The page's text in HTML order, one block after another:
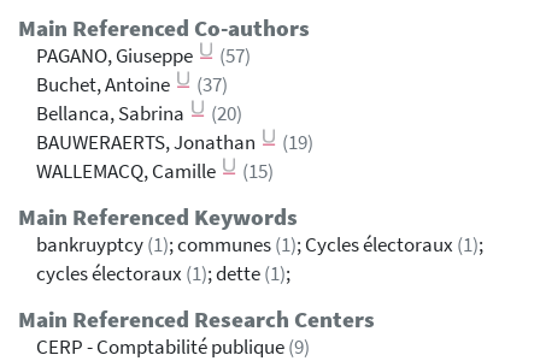
Main Referenced Co-authors
PAGANO, Giuseppe
(57)
Buchet, Antoine
(37)
Bellanca, Sabrina
(20)
BAUWERAERTS, Jonathan
(19)
WALLEMACQ, Camille
(15)
Main Referenced Keywords
bankruyptcy(1); communes(1); Cycles électoraux (1);
cycles électoraux (1); dette(1);
Main Referenced Research Centers
CERP - Comptabilité publique(9)